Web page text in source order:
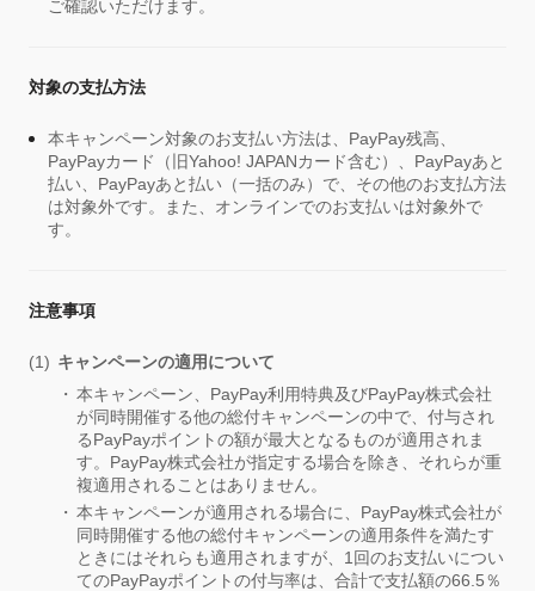
ご確認いただけます。
対象の支払方法
本キャンペーン対象のお支払い方法は、PayPay残高、
PayPayカード（旧Yahoo! JAPANカード含む）、PayPayあと
払い、PayPayあと払い（一括のみ）で、その他のお支払方法
は対象外です。また、オンラインでのお支払いは対象外で
す。
注意事項
キャンペーンの適用について
本キャンペーン、PayPay利用特典及びPayPay株式会社
が同時開催する他の総付キャンペーンの中で、付与され
るPayPayポイントの額が最大となるものが適用されま
す。PayPay株式会社が指定する場合を除き、それらが重
複適用されることはありません。
本キャンペーンが適用される場合に、PayPay株式会社が
同時開催する他の総付キャンペーンの適用条件を満たす
ときにはそれらも適用されますが、1回のお支払いについ
てのPayPayポイントの付与率は、合計で支払額の66.5％